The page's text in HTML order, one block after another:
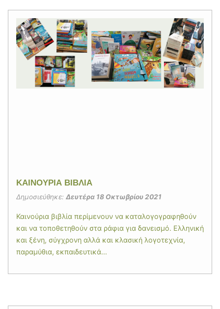
ΚΑΙΝΟΥΡΙΑ ΒΙΒΛΙΑ
Δημοσιεύθηκε: Δευτέρα 18 Οκτωβρίου 2021
Καινούρια βιβλία περίμενουν να καταλογογραφηθούν
και να τοποθετηθούν στα ράφια για δανεισμό. Ελληνική
και ξένη, σύγχρονη αλλά και κλασική λογοτεχνία,
παραμύθια, εκπαιδευτικά...